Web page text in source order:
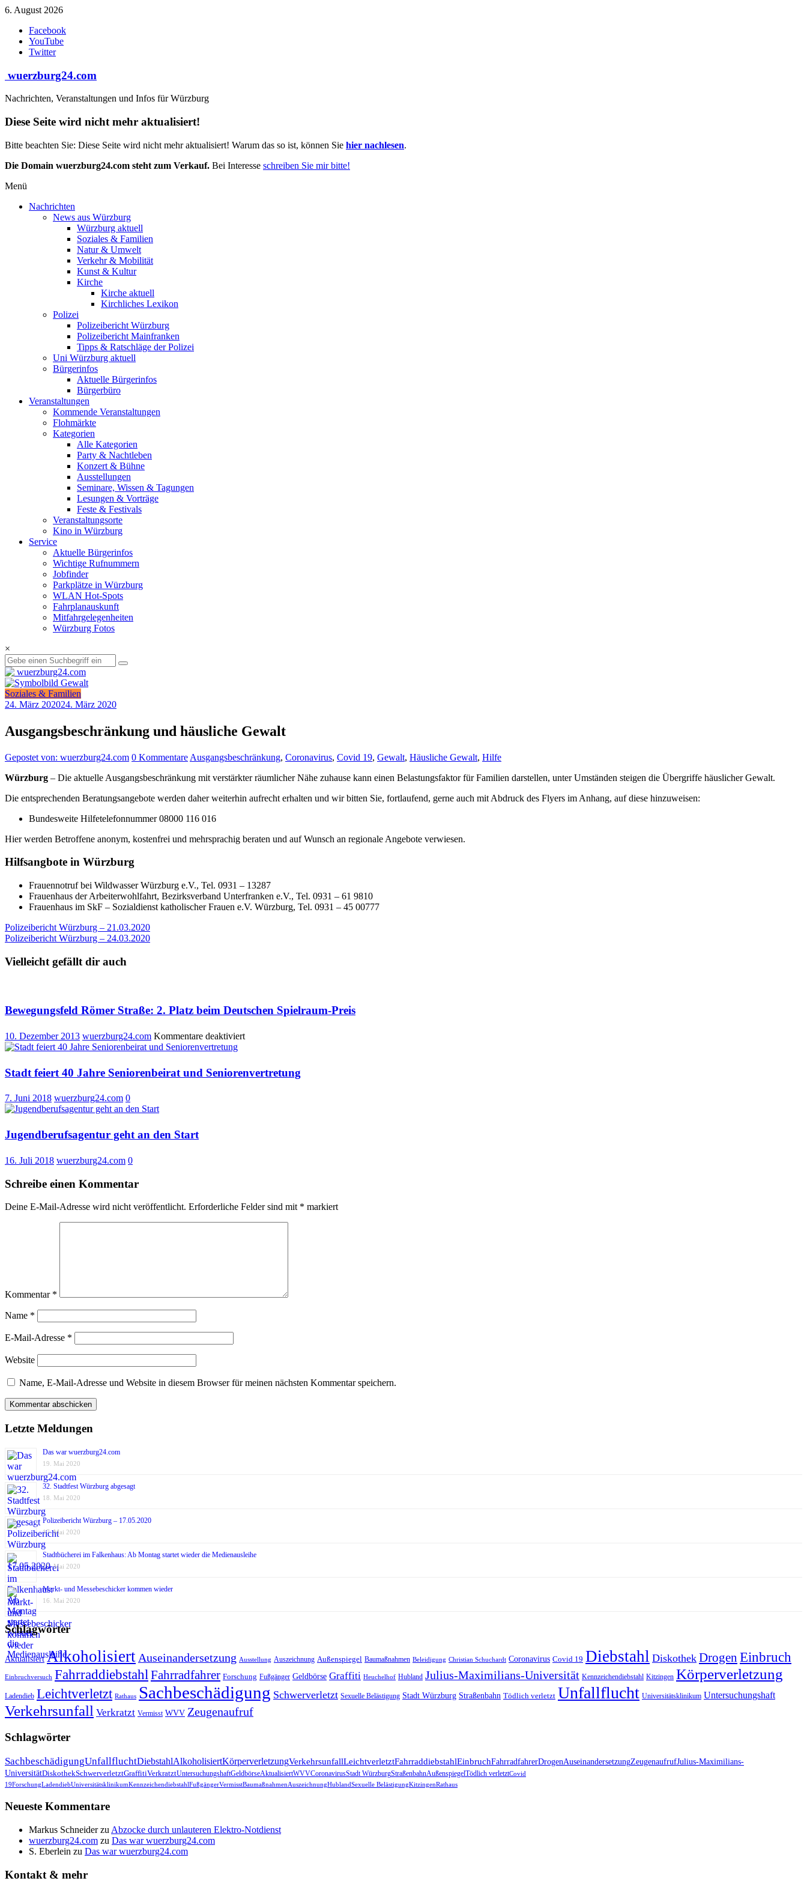
Zum
springen
6. August 2026
Facebook
YouTube
Twitter
wuerzburg24.com
Nachrichten, Veranstaltungen und Infos für Würzburg
Diese Seite wird nicht mehr aktualisiert!
Bitte beachten Sie: Diese Seite wird nicht mehr aktualisiert! Warum das so ist, können Sie hier nachlesen.
Die Domain wuerzburg24.com steht zum Verkauf. Bei Interesse schreiben Sie mir bitte!
Menü
Nachrichten
News aus Würzburg
Würzburg aktuell
Soziales & Familien
Natur & Umwelt
Verkehr & Mobilität
Kunst & Kultur
Kirche
Kirche aktuell
Kirchliches Lexikon
Polizei
Polizeibericht Würzburg
Polizeibericht Mainfranken
Tipps & Ratschläge der Polizei
Uni Würzburg aktuell
Bürgerinfos
Aktuelle Bürgerinfos
Bürgerbüro
Veranstaltungen
Kommende Veranstaltungen
Flohmärkte
Kategorien
Alle Kategorien
Party & Nachtleben
Konzert & Bühne
Ausstellungen
Seminare, Wissen & Tagungen
Lesungen & Vorträge
Feste & Festivals
Veranstaltungsorte
Kino in Würzburg
Service
Aktuelle Bürgerinfos
Wichtige Rufnummern
Jobfinder
Parkplätze in Würzburg
WLAN Hot-Spots
Fahrplanauskunft
Mitfahrgelegenheiten
Würzburg Fotos
×
Soziales & Familien
24. März 202024. März 2020
Ausgangsbeschränkung und häusliche Gewalt
Gepostet von: wuerzburg24.com 0 Kommentare Ausgangsbeschränkung, Coronavirus, Covid 19, Gewalt, Häusliche Gewalt, Hilfe
Würzburg – Die aktuelle Ausgangsbeschränkung mit verstärkter räumlicher Nähe zuhause kann einen Belastungsfaktor für Familien darstellen, unter Umständen steigen die Übergriffe häuslicher Gewalt.
Die entsprechenden Beratungsangebote werden daher weiterhin aufrecht erhalten und wir bitten Sie, fortlaufend, gerne auch mit Abdruck des Flyers im Anhang, auf diese hinzuweisen:
Bundesweite Hilfetelefonnummer 08000 116 016
Hier werden Betroffene anonym, kostenfrei und mehrsprachig beraten und auf Wunsch an regionale Angebote verwiesen.
Hilfsangbote in Würzburg
Frauennotruf bei Wildwasser Würzburg e.V., Tel. 0931 – 13287
Frauenhaus der Arbeiterwohlfahrt, Bezirksverband Unterfranken e.V., Tel. 0931 – 61 9810
Frauenhaus im SkF – Sozialdienst katholischer Frauen e.V. Würzburg, Tel. 0931 – 45 00777
Beitragsnavigation
Polizeibericht Würzburg – 21.03.2020
Polizeibericht Würzburg – 24.03.2020
Vielleicht gefällt dir auch
Bewegungsfeld Römer Straße: 2. Platz beim Deutschen Spielraum-Preis
10. Dezember 2013 wuerzburg24.com Kommentare deaktiviertfür
Straße:
2.
Stadt feiert 40 Jahre Seniorenbeirat und Seniorenvertretung
7. Juni 2018 wuerzburg24.com 0
Jugendberufsagentur geht an den Start
16. Juli 2018 wuerzburg24.com 0
Schreibe einen Kommentar
Deine E-Mail-Adresse wird nicht veröffentlicht. Erforderliche Felder sind mit * markiert
Kommentar *
Name *
E-Mail-Adresse *
Website
Name, E-Mail-Adresse und Website in diesem Browser für meinen nächsten Kommentar speichern.
Letzte Meldungen
Das war wuerzburg24.com
19. Mai 2020
32. Stadtfest Würzburg abgesagt
18. Mai 2020
Polizeibericht Würzburg – 17.05.2020
17. Mai 2020
Stadtbücherei im Falkenhaus: Ab Montag startet wieder die Medienausleihe
17. Mai 2020
Markt- und Messebeschicker kommen wieder
16. Mai 2020
Schlagwörter
Aktualisiert Alkoholisiert Auseinandersetzung Ausstellung Auszeichnung Außenspiegel Baumaßnahmen Beleidigung Christian Schuchardt Coronavirus Covid 19 Diebstahl Diskothek Drogen Einbruch
Einbruchversuch Fahrraddiebstahl Fahrradfahrer Forschung Fußgänger Geldbörse Graffiti Heuchelhof Hubland Julius-Maximilians-Universität Kennzeichendiebstahl Kitzingen Körperverletzung
Ladendieb Leichtverletzt Rathaus Sachbeschädigung Schwerverletzt Sexuelle Belästigung Stadt Würzburg Straßenbahn Tödlich verletzt Unfallflucht Universitätsklinikum Untersuchungshaft
Verkehrsunfall Verkratzt Vermisst WVV Zeugenaufruf
Schlagwörter
SachbeschädigungUnfallfluchtDiebstahlAlkoholisiertKörperverletzungVerkehrsunfallLeichtverletztFahrraddiebstahlEinbruchFahrradfahrerDrogenAuseinandersetzungZeugenaufrufJulius-Maximilians-
UniversitätDiskothekSchwerverletztGraffitiVerkratztUntersuchungshaftGeldbörseAktualisiertWVVCoronavirusStadt WürzburgStraßenbahnAußenspiegelTödlich verletztCovid
19ForschungLadendiebUniversitätsklinikumKennzeichendiebstahlFußgängerVermisstBaumaßnahmenAuszeichnungHublandSexuelle BelästigungKitzingenRathaus
Neueste Kommentare
Markus Schneiderzu Abzocke durch unlauteren Elektro-Notdienst
wuerzburg24.com zu Das war wuerzburg24.com
S. Eberlein zu Das war wuerzburg24.com
Kontakt & mehr